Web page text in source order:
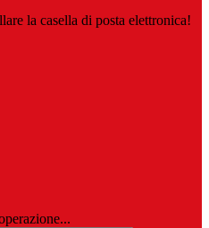
la casella di posta elettronica!